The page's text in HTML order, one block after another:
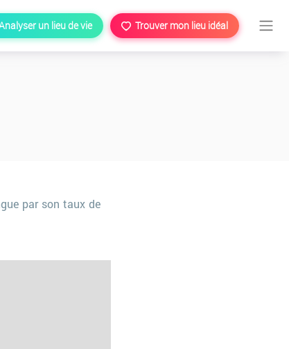
un lieu de vie Trouver mon lieu idéal
par son taux de